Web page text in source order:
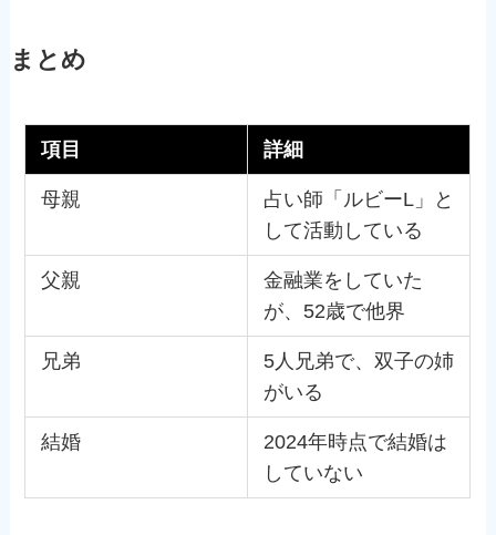
まとめ
項目 詳細
母親
占い師「ルビーL」と
して活動している
父親
金融業をしていた
が、52歳で他界
兄弟
5人兄弟で、双子の姉
がいる
結婚
2024年時点で結婚は
していない